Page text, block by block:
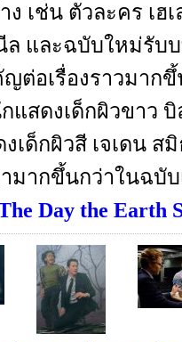
เช่น ตัวละคร เฮ
และฉบับใหม่รับ
ต่อเรื่องราวมากขึ้
แสดงเด็กผิวขาว บิ
ด็กผิวสี เจเดน ส
มากขึ้นกว่าในฉบับ
Day the Earth